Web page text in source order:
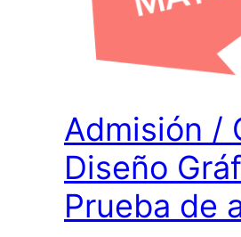
Admisión /
Diseño
Prueba de